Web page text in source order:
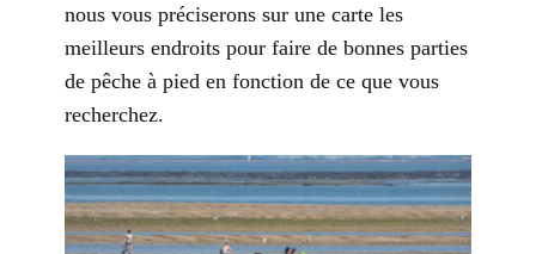
nous vous préciserons sur une carte les
meilleurs endroits pour faire de bonnes parties
de pêche à pied en fonction de ce que vous
recherchez.